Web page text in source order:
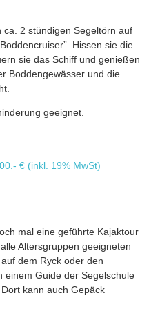
2 stündigen Segeltörn auf
Hissen sie die
sie das Schiff und genießen
Boddengewässer und die
geeignet.
€ (inkl. 19% MwSt)
mal eine geführte Kajaktour
Altersgruppen geeigneten
dem Ryck oder den
einem Guide der Segelschule
kann auch Gepäck